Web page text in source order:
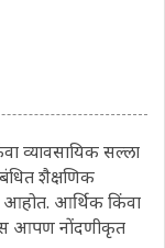
व्यावसायिक सल्ला
शैक्षणिक
आहोत. आर्थिक किंवा
आपण नोंदणीकृत